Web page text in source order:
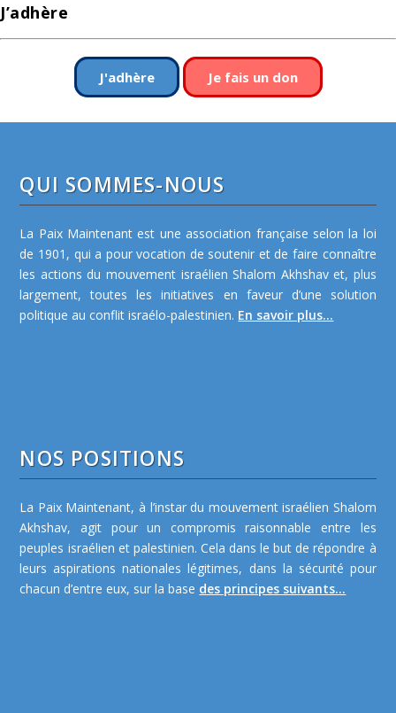
J’adhère
J'adhère Je fais un don
QUI SOMMES-NOUS
La Paix Maintenant est une association française selon la loi
de 1901, qui a pour vocation de soutenir et de faire connaître
les actions du mouvement israélien Shalom Akhshav et, plus
largement, toutes les initiatives en faveur d’une solution
politique au conflit israélo-palestinien. En savoir plus...
NOS POSITIONS
La Paix Maintenant, à l’instar du mouvement israélien Shalom
Akhshav, agit pour un compromis raisonnable entre les
peuples israélien et palestinien. Cela dans le but de répondre à
leurs aspirations nationales légitimes, dans la sécurité pour
chacun d’entre eux, sur la base des principes suivants...